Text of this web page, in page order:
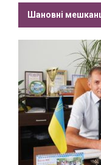
Шановні